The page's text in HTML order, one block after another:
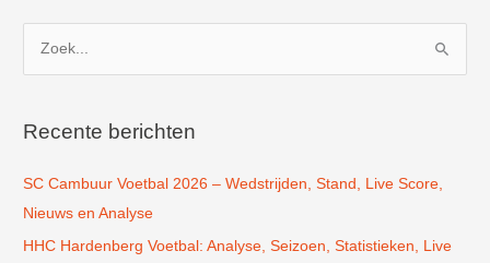
k
a
a
r
Recente berichten
SC Cambuur Voetbal 2026 – Wedstrijden, Stand, Live Score,
Nieuws en Analyse
HHC Hardenberg Voetbal: Analyse, Seizoen, Statistieken, Live